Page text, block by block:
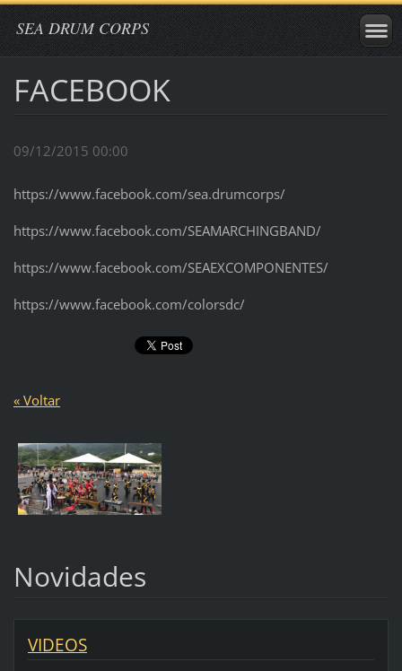
SEA DRUM CORPS
FACEBOOK
09/12/2015 00:00
https://www.facebook.com/sea.drumcorps/
https://www.facebook.com/SEAMARCHINGBAND/
https://www.facebook.com/SEAEXCOMPONENTES/
https://www.facebook.com/colorsdc/
« Voltar
Novidades
VIDEOS